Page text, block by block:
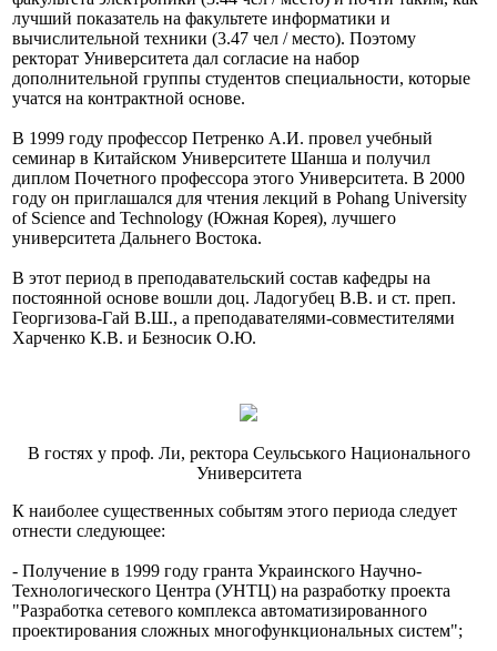
лучший показатель на факультете информатики и
вычислительной техники (3.47 чел / место). Поэтому
ректорат Университета дал согласие на набор
дополнительной группы студентов специальности, которые
учатся на контрактной основе.
В 1999 году профессор Петренко А.И. провел учебный
семинар в Китайском Университете Шанша и получил
диплом Почетного профессора этого Университета. В 2000
году он приглашался для чтения лекций в Pohang University
of Science and Technology (Южная Корея), лучшего
университета Дальнего Востока.
В этот период в преподавательский состав кафедры на
постоянной основе вошли доц. Ладогубец В.В. и ст. преп.
Георгизова-Гай В.Ш., а преподавателями-совместителями
Харченко К.В. и Безносик О.Ю.
В гостях у проф. Ли, ректора Сеульського Национального
Университета
К наиболее существенных событям этого периода следует
отнести следующее:
- Получение в 1999 году гранта Украинского Научно-
Технологического Центра (УНТЦ) на разработку проекта
"Разработка сетевого комплекса автоматизированного
проектирования сложных многофункциональных систем";